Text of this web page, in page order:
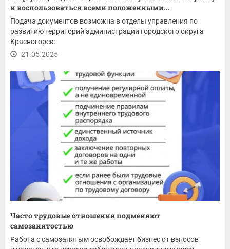
и воспользоваться всеми положенными...
Подача документов возможна в отделы управления по
развитию территорий администрации городского округа
Красногорск:
21.05.2025
Часто трудовые отношения подменяют
самозанятостью
Работа с самозанятым освобождает бизнес от взносов